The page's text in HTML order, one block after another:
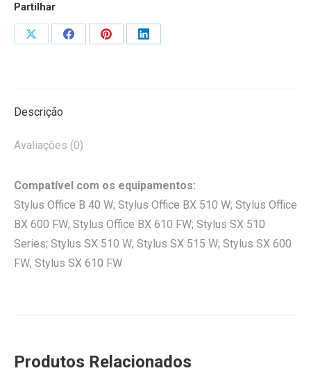
Genérico
Partilhar
Share
Share
Share
Share
Descrição
Avaliações (0)
Compatível com os equipamentos:
Stylus Office B 40 W; Stylus Office BX 510 W; Stylus Office
BX 600 FW; Stylus Office BX 610 FW; Stylus SX 510
Series; Stylus SX 510 W; Stylus SX 515 W; Stylus SX 600
FW; Stylus SX 610 FW
Produtos Relacionados